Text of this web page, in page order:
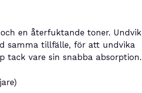
en återfuktande toner. Undvik
samma tillfälle, för att undvika
tack vare sin snabba absorption.